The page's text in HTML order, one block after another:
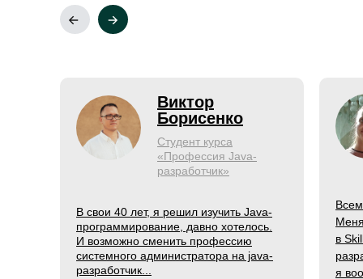
Студент курса
«Профессия Java-
разработчик»
Виктор
Борисенко
В свои 40 лет, я решил изучить Java-
программирование, давно хотелось.
И возможно сменить профессию
системного администратора на java-
разработчик...
в
я